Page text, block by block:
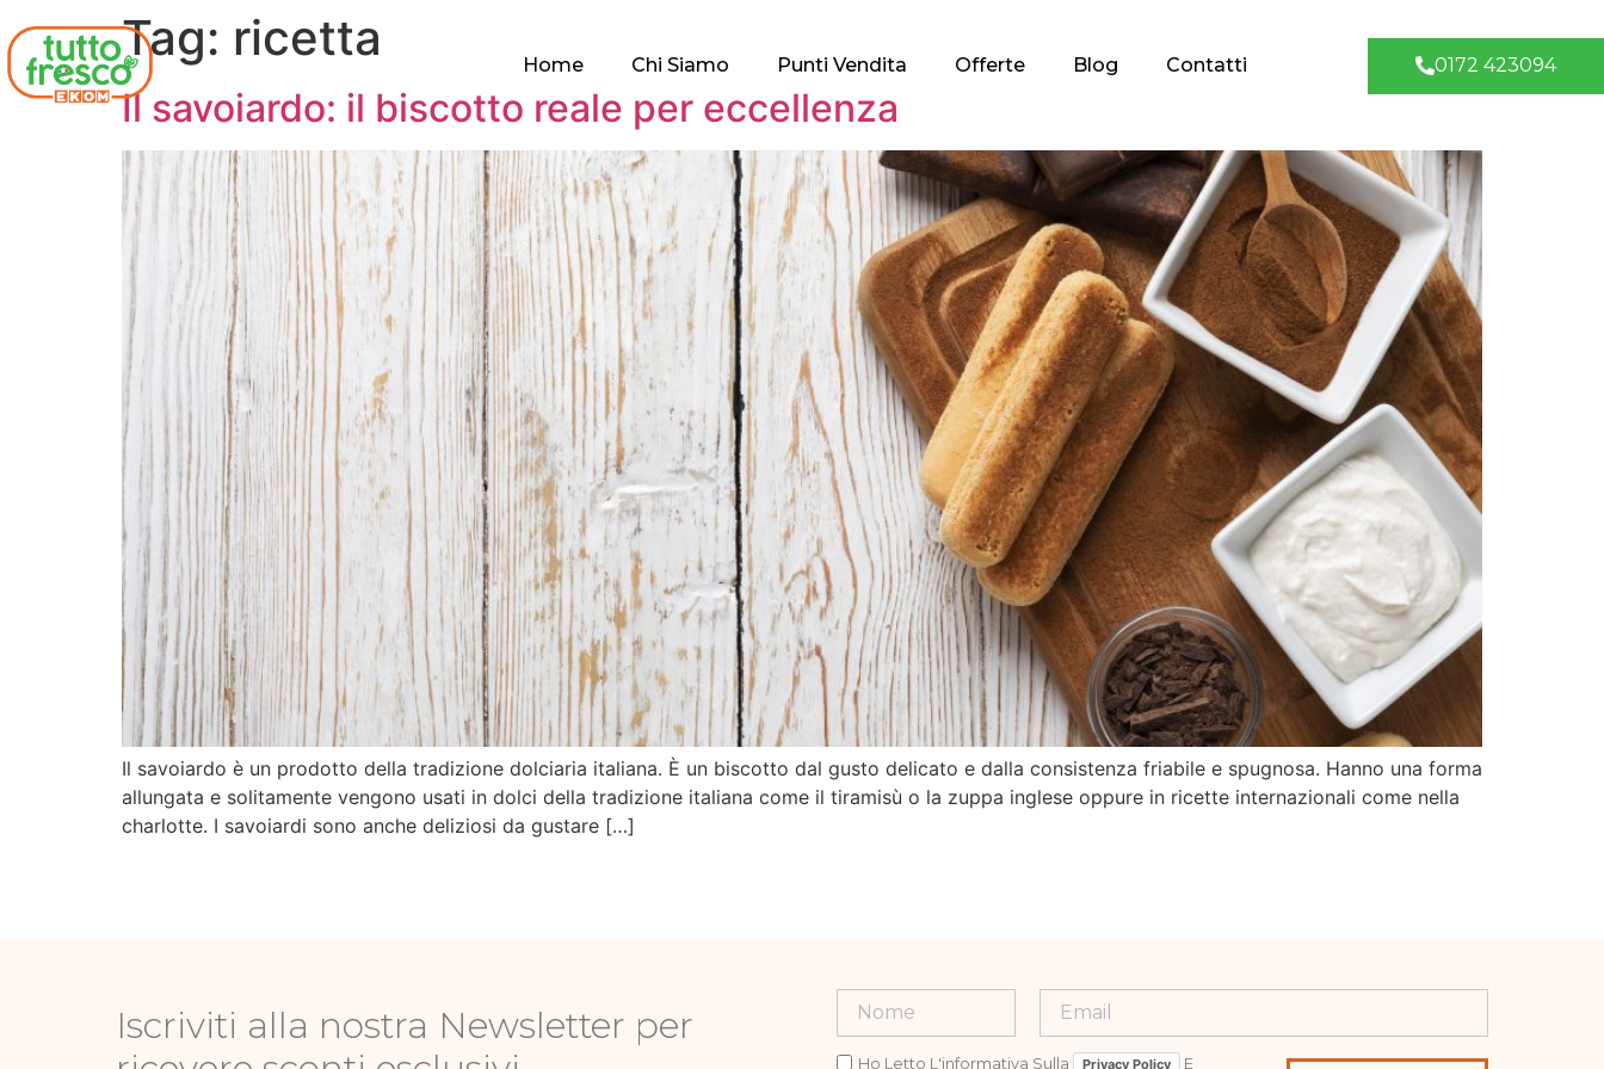
Home Chi Siamo Punti Vendita Offerte Blog Contatti 0172 423094
Tag: ricetta
Il savoiardo: il biscotto reale per eccellenza
Il savoiardo è un prodotto della tradizione dolciaria italiana. È un biscotto dal gusto delicato e dalla consistenza friabile e spugnosa. Hanno una forma
allungata e solitamente vengono usati in dolci della tradizione italiana come il tiramisù o la zuppa inglese oppure in ricette internazionali come nella
charlotte. I savoiardi sono anche deliziosi da gustare […]
Iscriviti alla nostra Newsletter per
Ho Letto L'informativa Sulla Privacy Policy E